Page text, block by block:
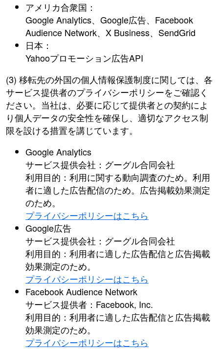
アメリカ合衆国：
Google Analytics、Google広告、Facebook
Audience Network、X Business、SendGrid
日本：
Yahooプロモーション広告API
(3) 移転先の外国の個人情報保護制度に関しては、各
サービス提供者のプライバシーポリシーをご確認く
ださい。当社は、必要に応じて提供者との契約によ
り個人データの安全性を確保し、適切なアクセス制
限を設ける措置を講じています。
Google Analytics
サービス提供会社：グーグル合同会社
利用目的：利用に関する動向調査のため。利用
者に適した広告配信のため。広告掲載効果測定
のため。
プライバシーポリシーはこちら
Google広告
サービス提供会社：グーグル合同会社
利用目的：利用者に適した広告配信と広告掲載
効果測定のため。
プライバシーポリシーはこちら
Facebook Audience Network
サービス提供者：Facebook, Inc.
利用目的：利用者に適した広告配信と広告掲載
効果測定のため。
プライバシーポリシーはこちら